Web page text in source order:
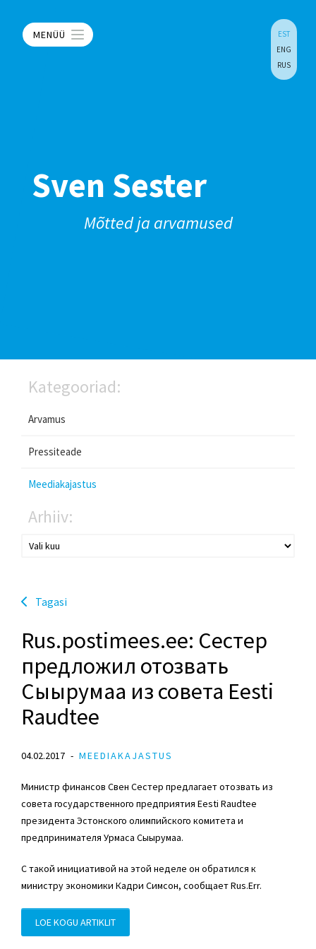
MENÜÜ
EST
ENG
RUS
Sven Sester
Mõtted ja arvamused
Kategooriad:
Arvamus
Pressiteade
Meediakajastus
Arhiiv:
Tagasi
Rus.postimees.ee: Сестер
предложил отозвать
Сыырумаа из совета Eesti
Raudtee
04.02.2017 MEEDIAKAJASTUS
Министр финансов Свен Сестер предлагает отозвать из
совета государственного предприятия Eesti Raudtee
президента Эстонского олимпийского комитета и
предпринимателя Урмаса Сыырумаа.
С такой инициативой на этой неделе он обратился к
министру экономики Кадри Симсон, сообщает Rus.Err.
LOE KOGU ARTIKLIT